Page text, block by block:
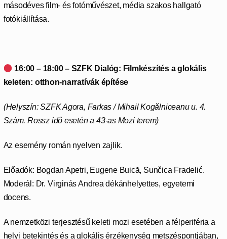
másodéves film- és fotóművészet, média szakos hallgató
fotókiállítása.
16:00 – 18:00 – SZFK Dialóg: Filmkészítés a glokális
keleten: otthon-narratívák építése
(Helyszín: SZFK Agora, Farkas / Mihail Kogălniceanu u. 4.
Szám. Rossz idő esetén a 43-as Mozi terem)
Az esemény román nyelven zajlik.
Előadók: Bogdan Apetri, Eugene Buică, Sunčica Fradelić.
Moderál: Dr. Virginás Andrea dékánhelyettes, egyetemi
docens.
A nemzetközi terjesztésű keleti mozi esetében a félperiféria a
helyi betekintés és a glokális érzékenység metszéspontjában,